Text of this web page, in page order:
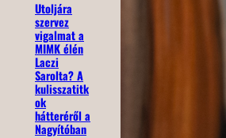
Utoljára
szervez
vigalmat a
MIMK élén
Laczi
Sarolta? A
kulisszatitk
ok
hátteréről a
Nagyítóban